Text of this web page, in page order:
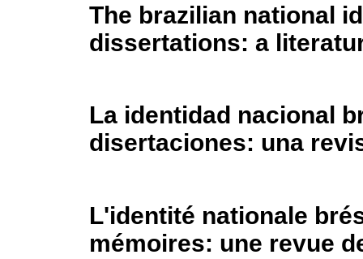
The brazilian national
dissertations: a
La identidad nacional
disertaciones: una
L'identité nationale
mémoires: une revue